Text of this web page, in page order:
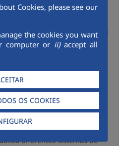
Cookies, please see our
the cookies you want
computer or ii)accept all
OS COOKIES
e Seletiva
mundiais na prestação de
com soluções inovadoras
da monitorização dos
contínua.
diferentes sistemas de